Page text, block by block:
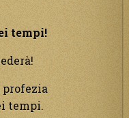
tempi!
profezia
tempi.